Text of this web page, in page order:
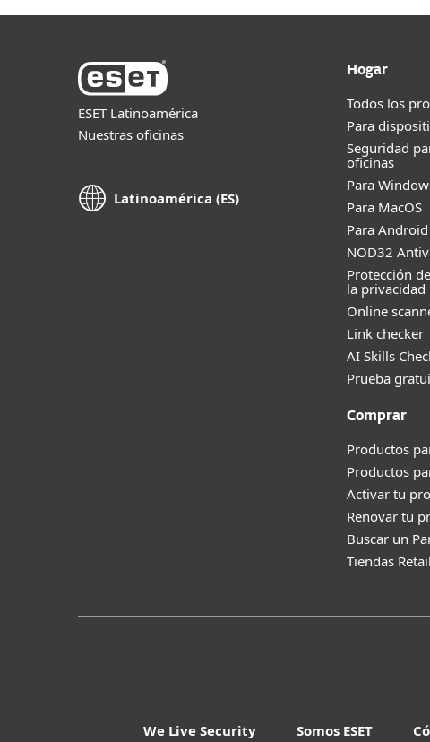
ESET Latinoamérica
Nuestras oficinas
Latinoamérica (ES)
Hogar
Todos los
Para
Seguridad
oficinas
Para
Para MacOS
Para Android
NOD32
Protección
la privacidad
Online
Link checker
AI Skills
Prueba
Comprar
Productos
Productos
Activar tu
Renovar tu
Buscar un
Tiendas Retail
We Live Security Somos ESET